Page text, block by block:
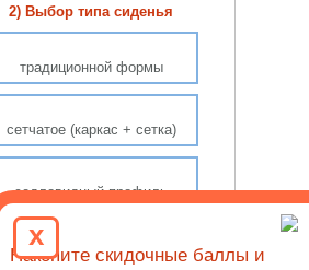
2) Выбор типа сиденья
традиционной формы
сетчатое (каркас + сетка)
седловидный профиль
3) С какими регулировками
x
Накопите скидочные баллы и